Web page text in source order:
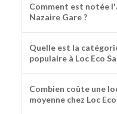
Comment est notée
Nazaire Gare ?
Quelle est la
populaire à Loc Eco
Combien coûte une
moyenne chez Loc